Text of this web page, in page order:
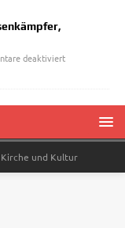
deaktiviert
Kirche und Kultur